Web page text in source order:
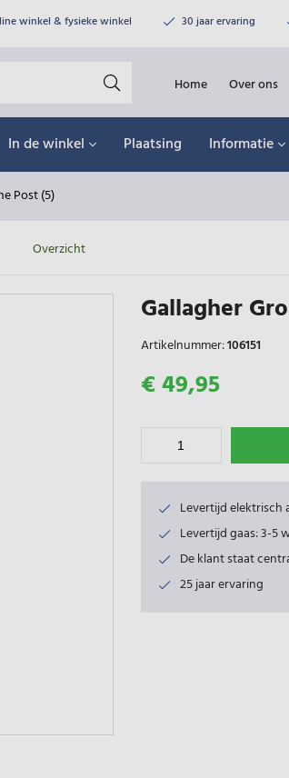
winkel & fysieke winkel 30 jaar ervaring
Home Over ons
In de winkel Plaatsing Informatie
Post (5)
Overzicht
Gallagher
Artikelnummer:106151
€ 49,95
Levertijd elektrisch
Levertijd gaas: 3-5
De klant staat
25 jaar ervaring